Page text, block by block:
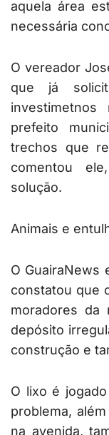
aquela área
necessária
O vereador
que já
prefeito
trechos que
comentou
solução.
Animais e
O GuairaNews
constatou que
moradores da
depósito
construção e
O lixo é
problema,
na avenida,